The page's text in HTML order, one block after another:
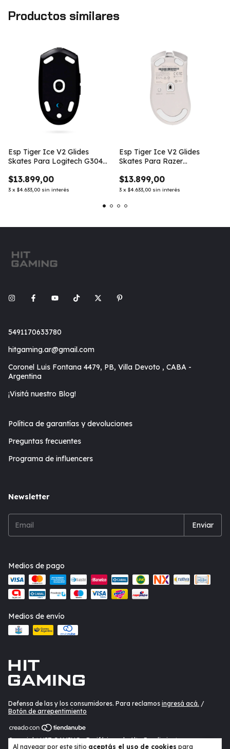
Al navegar por este sitio aceptás el uso de cookies para
Productos similares
Esp Tiger Ice V2 Glides
Skates Para Logitech G304
$13.899,00
3 x $4.633,00 sin interés
Esp Tiger Ice V2 Glides
Skates Para Razer
$13.899,00
3 x $4.633,00 sin interés
5491170633780
hitgaming.ar@gmail.com
Coronel Luis Fontana 4479, PB, Villa Devoto , CABA -
Argentina
¡Visitá nuestro Blog!
Política de garantías y devoluciones
Preguntas frecuentes
Programa de influencers
Newsletter
Medios de pago
Medios de envío
Defensa de las y los consumidores. Para reclamos ingresá acá. /
Botón de arrepentimiento
Copyright HIT GAMING - Periféricos de Alto Rendimiento -